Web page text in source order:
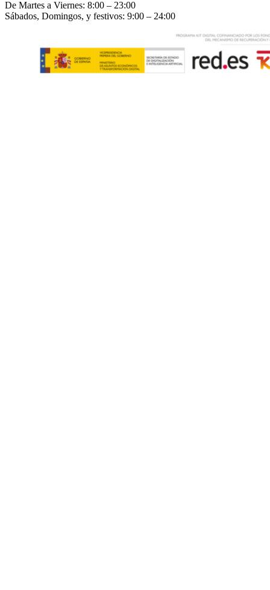
De Martes a Viernes: 8:00 – 23:00
Sábados, Domingos, y festivos: 9:00 – 24:00